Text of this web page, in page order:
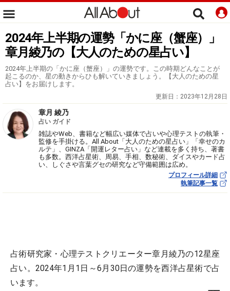
2024年上半期の運勢「かに座（蟹座）」
章月綾乃の【大人のための星占い】
2024年上半期の「かに座（蟹座）」の運勢です。この時期どんなことが
起こるのか、星の動きからひも解いていきましょう。【大人のための星
占い】をお届けします。
更新日： 2023年12月28日
章月 綾乃
占い ガイド
雑誌やWeb、書籍など幅広い媒体で占いや心理テストの執筆・
監修を手掛ける。All About「大人のための星占い」「幸せのカ
ルテ」、GINZA「開運レター占い」など連載を多く持ち、著書
も多数。西洋占星術、周易、手相、数秘術、ダイスやカード占
い、しぐさや言葉グセの研究など守備範囲は広め。
プロフィール詳細
執筆記事一覧
占術研究家・心理テストクリエーター章月綾乃の12星座
占い。2024年1月1日～6月30日の運勢を西洋占星術で占
います。